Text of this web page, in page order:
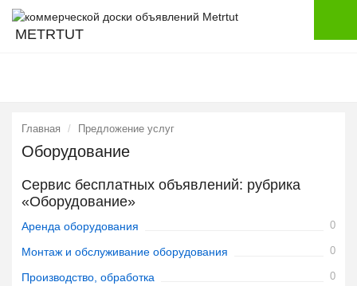
METRTUT
Главная Предложение услуг
Оборудование
Сервис бесплатных объявлений: рубрика
«Оборудование»
Аренда оборудования 0
Монтаж и обслуживание оборудования 0
Производство, обработка 0